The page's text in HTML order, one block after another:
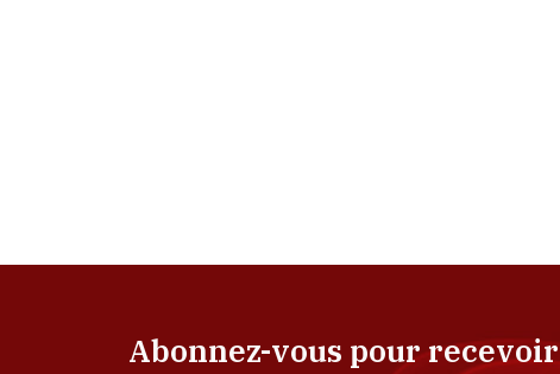
Abonnez-vous pour recevoir